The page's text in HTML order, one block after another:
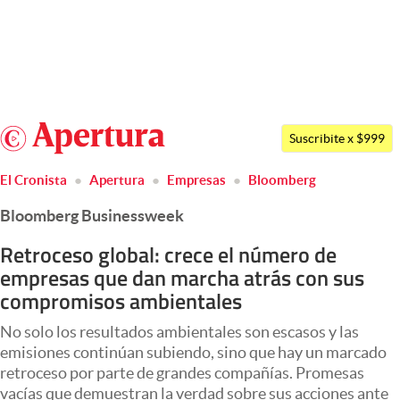
Argentina
Members
Economía y Política
Finanzas y Mercados
Negocios
Columnistas
Otras secciones
Apertura
Suscribite x $999
El Cronista Apertura Empresas Bloomberg
Bloomberg Businessweek
Retroceso global: crece el número de
empresas que dan marcha atrás con sus
compromisos ambientales
No solo los resultados ambientales son escasos y las
emisiones continúan subiendo, sino que hay un marcado
retroceso por parte de grandes compañías. Promesas
vacías que demuestran la verdad sobre sus acciones ante